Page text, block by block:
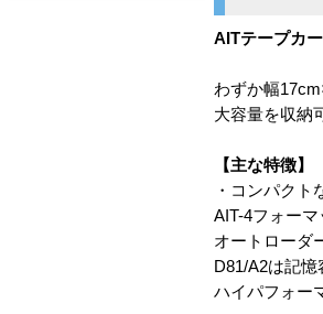
AITテープカ
わずか幅
大容量を収納
【主な特徴】
・コンパクト
AIT-4フォー
オートローダ
D81/A2は記憶
ハイパフォー